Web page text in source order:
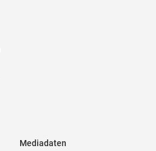
Mediadaten